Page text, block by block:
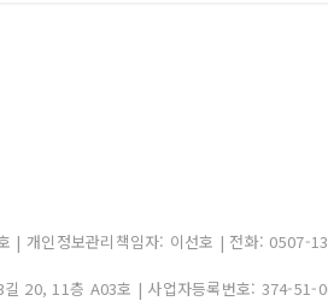
| 개인정보관리책임자: 이선호 | 전화:
20, 11층 A03호 | 사업자등록번호: 374-51-